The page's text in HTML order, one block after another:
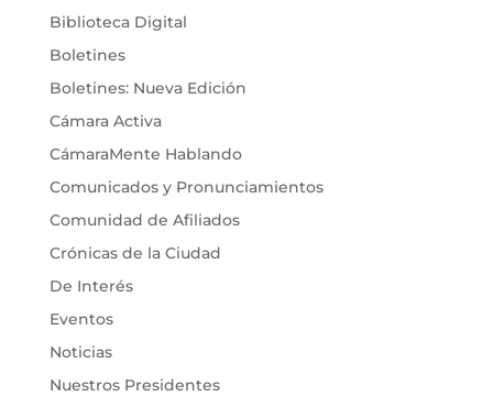
Biblioteca Digital
Boletines
Boletines: Nueva Edición
Cámara Activa
CámaraMente Hablando
Comunicados y Pronunciamientos
Comunidad de Afiliados
Crónicas de la Ciudad
De Interés
Eventos
Noticias
Nuestros Presidentes